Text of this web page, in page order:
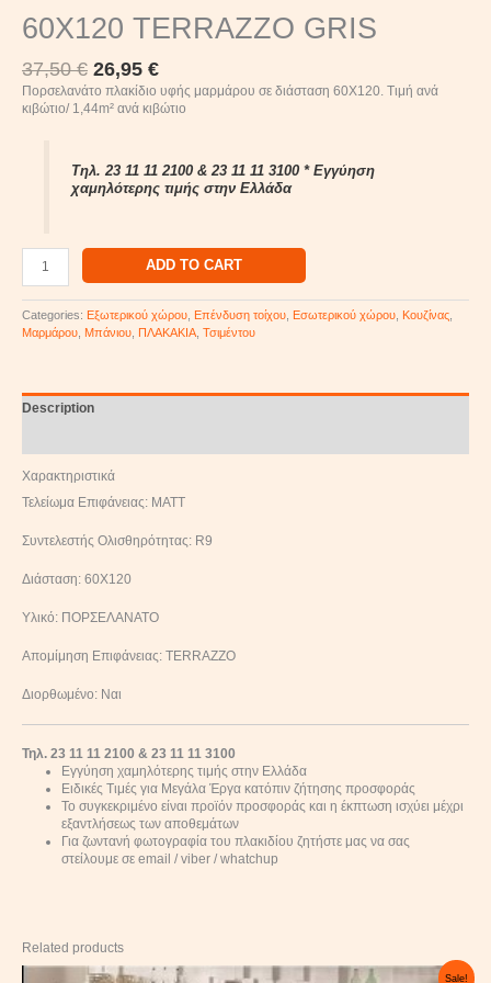
60X120 TERRAZZO GRIS
37,50€ 26,95 €
Πορσελανάτο πλακίδιο υφής μαρμάρου σε διάσταση 60Χ120. Τιμή ανά
κιβώτιο/ 1,44m² ανά κιβώτιο
Τηλ. 23 11 11 2100 & 23 11 11 3100 * Εγγύηση
χαμηλότερης τιμής στην Ελλάδα
ADD TO CART
Categories: Εξωτερικού χώρου Επένδυση τοίχου Εσωτερικού χώρου Κουζίνας
Μαρμάρου Μπάνιου ΠΛΑΚΑΚΙΑ Τσιμέντου
Description
Χαρακτηριστικά
Τελείωμα Επιφάνειας: MATT
Συντελεστής Ολισθηρότητας: R9
Διάσταση: 60Χ120
Υλικό: ΠΟΡΣΕΛΑΝΑΤΟ
Απομίμηση Επιφάνειας: TERRAZZO
Διορθωμένο: Ναι
Τηλ. 23 11 11 2100 & 23 11 11 3100
Εγγύηση χαμηλότερης τιμής στην Ελλάδα
Ειδικές Τιμές για Μεγάλα Έργα κατόπιν ζήτησης προσφοράς
Το συγκεκριμένο είναι προϊόν προσφοράς και η έκπτωση ισχύει μέχρι
εξαντλήσεως των αποθεμάτων
Για ζωντανή φωτογραφία του πλακιδίου ζητήστε μας να σας
στείλουμε σε email / viber / whatchup
Related products
Sale!
Original Current